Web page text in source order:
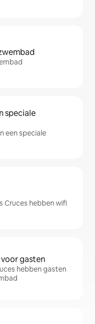
speciale
een speciale
Cruces hebben wifi
gasten
hebben gasten